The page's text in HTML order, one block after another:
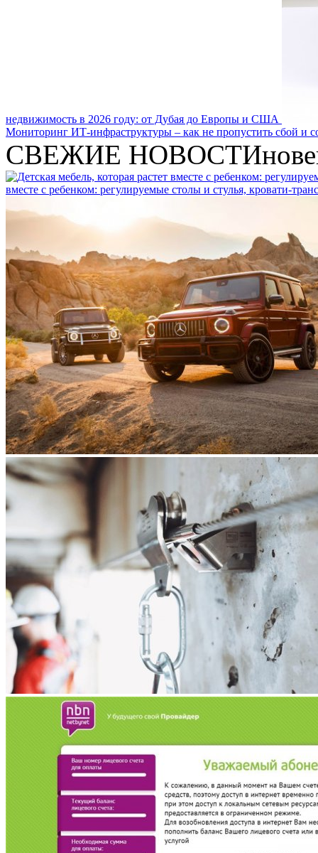
недвижимость в 2026 году: от Дубая до Европы и США
Мониторинг ИТ-инфраструктуры – как не пропустить сбой и
СВЕЖИЕ НОВОСТИ
вместе с ребенком: регулируемые столы и стулья, кровати-